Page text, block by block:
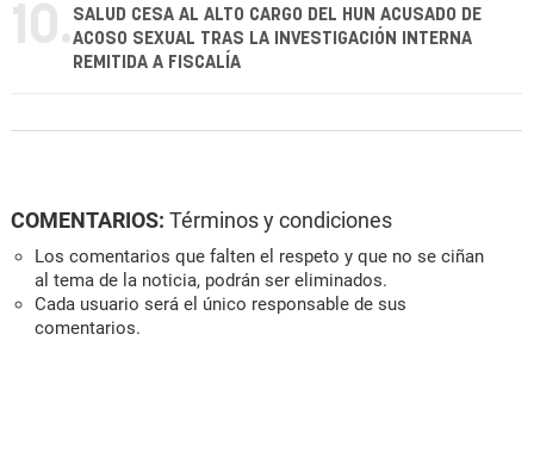
10. SALUD CESA AL ALTO CARGO DEL HUN ACUSADO DE
ACOSO SEXUAL TRAS LA INVESTIGACIÓN INTERNA
REMITIDA A FISCALÍA
COMENTARIOS: Términos y condiciones
Los comentarios que falten el respeto y que no se ciñan
al tema de la noticia, podrán ser eliminados.
Cada usuario será el único responsable de sus
comentarios.